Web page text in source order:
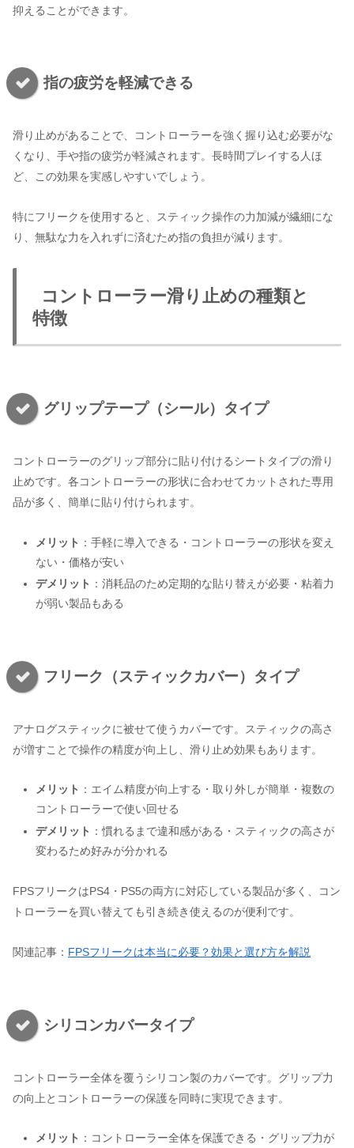
抑えることができます。
指の疲労を軽減できる
滑り止めがあることで、コントローラーを強く握り込む必要がな
くなり、手や指の疲労が軽減されます。長時間プレイする人ほ
ど、この効果を実感しやすいでしょう。
特にフリークを使用すると、スティック操作の力加減が繊細にな
り、無駄な力を入れずに済むため指の負担が減ります。
コントローラー滑り止めの種類と
特徴
グリップテープ（シール）タイプ
コントローラーのグリップ部分に貼り付けるシートタイプの滑り
止めです。各コントローラーの形状に合わせてカットされた専用
品が多く、簡単に貼り付けられます。
メリット ：手軽に導入できる・コントローラーの形状を変え
ない・価格が安い
デメリット ：消耗品のため定期的な貼り替えが必要・粘着力
が弱い製品もある
フリーク（スティックカバー）タイプ
アナログスティックに被せて使うカバーです。スティックの高さ
が増すことで操作の精度が向上し、滑り止め効果もあります。
メリット ：エイム精度が向上する・取り外しが簡単・複数の
コントローラーで使い回せる
デメリット ：慣れるまで違和感がある・スティックの高さが
変わるため好みが分かれる
FPSフリークはPS4・PS5の両方に対応している製品が多く、コン
トローラーを買い替えても引き続き使えるのが便利です。
関連記事： FPSフリークは本当に必要？効果と選び方を解説
シリコンカバータイプ
コントローラー全体を覆うシリコン製のカバーです。グリップ力
の向上とコントローラーの保護を同時に実現できます。
メリット ：コントローラー全体を保護できる・グリップ力が